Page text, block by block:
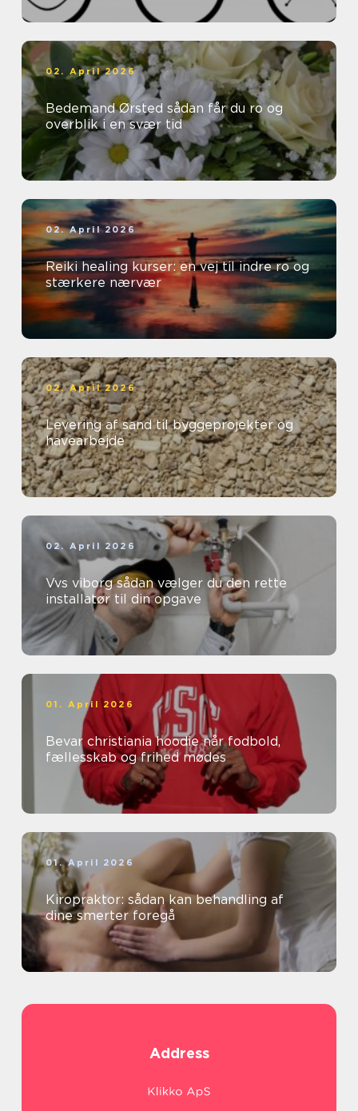
02. April 2026
Bedemand Ørsted sådan får du ro og
overblik i en svær tid
02. April 2026
Reiki healing kurser: en vej til indre ro og
stærkere nærvær
02. April 2026
Levering af sand til byggeprojekter og
havearbejde
02. April 2026
Vvs viborg sådan vælger du den rette
installatør til din opgave
01. April 2026
Bevar christiania hoodie når fodbold,
fællesskab og frihed mødes
01. April 2026
Kiropraktor: sådan kan behandling af
dine smerter foregå
Address